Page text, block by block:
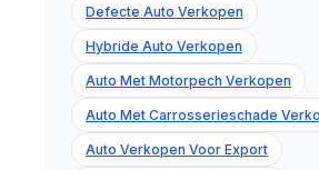
Defecte Auto Verkopen
Hybride Auto Verkopen
Auto Met Motorpech Verkopen
Auto Met Carrosserieschade
Auto Verkopen Voor Export